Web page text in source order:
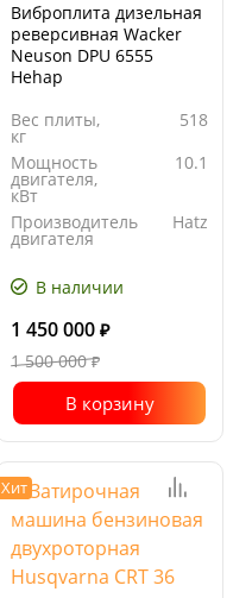
Виброплита дизельная
реверсивная Wacker
Neuson DPU 6555
Hehap
Вес плиты,
кг
518
Мощность
двигателя,
кВт
10.1
Производитель
двигателя
Hatz
основания
плиты, мм
В наличии
1 450 000 ₽
1 500 000₽
В корзину
Хит